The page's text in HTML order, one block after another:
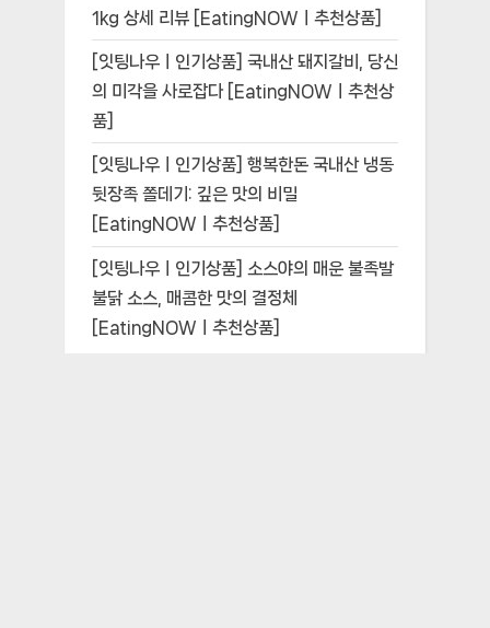
1kg 상세 리뷰 [EatingNOWㅣ추천상품]
[잇팅나우ㅣ인기상품] 국내산 돼지갈비, 당신
의 미각을 사로잡다 [EatingNOWㅣ추천상
품]
[잇팅나우ㅣ인기상품] 행복한돈 국내산 냉동
뒷장족 쫄데기: 깊은 맛의 비밀
[EatingNOWㅣ추천상품]
[잇팅나우ㅣ인기상품] 소스야의 매운 불족발
불닭 소스, 매콤한 맛의 결정체
[EatingNOWㅣ추천상품]